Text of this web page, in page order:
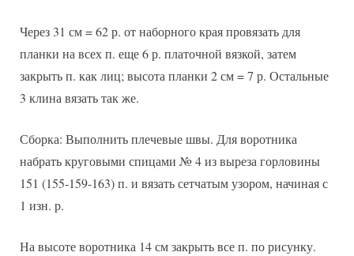
Через 31 см = 62 р. от наборного края провязать для
планки на всех п. еще 6 р. платочной вязкой, затем
закрыть п. как лиц; высота планки 2 см = 7 р. Остальные
3 клина вязать так же.
Сборка: Выполнить плечевые швы. Для воротника
набрать круговыми спицами № 4 из выреза горловины
151 (155-159-163) п. и вязать сетчатым узором, начиная с
1 изн. р.
На высоте воротника 14 см закрыть все п. по рисунку.